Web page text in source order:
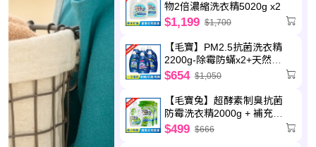
物2倍濃縮洗衣精5020g x2
$1,199 $1,700
【毛寶】PM2.5抗菌洗衣精
2200g-除霉防蟎x2+天然植
萃x2+制臭極淨x2
$654 $1,050
【毛寶兔】超酵素制臭抗菌
防霉洗衣精2000g + 補充包
1800g x3
$499 $666